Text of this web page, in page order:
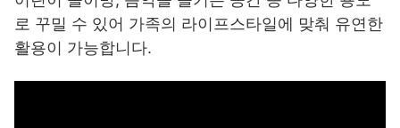
로 꾸밀 수 있어 가족의 라이프스타일에 맞춰 유연한
활용이 가능합니다.